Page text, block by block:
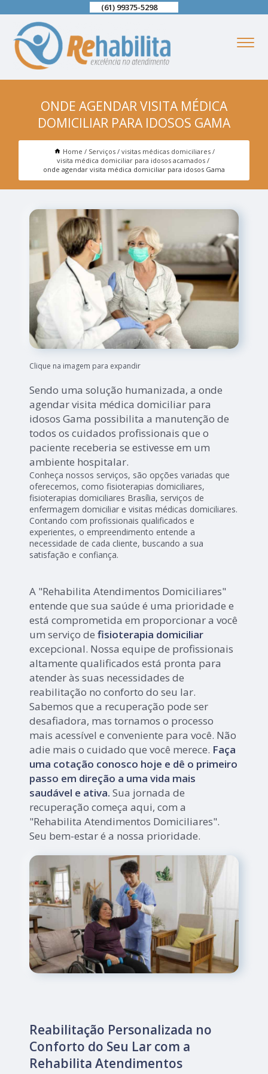
(61) 99375-5298
ONDE AGENDAR VISITA MÉDICA
DOMICILIAR PARA IDOSOS GAMA
Home Serviços
visitas médicas domiciliares
visita médica domiciliar para idosos acamados
onde agendar visita médica domiciliar para idosos Gama
Clique na imagem para expandir
Sendo uma solução humanizada, a onde
agendar visita médica domiciliar para
idosos Gama possibilita a manutenção de
todos os cuidados profissionais que o
paciente receberia se estivesse em um
ambiente hospitalar.
Conheça nossos serviços, são opções variadas que
oferecemos, como fisioterapias domiciliares,
fisioterapias domiciliares Brasília, serviços de
enfermagem domiciliar e visitas médicas domiciliares.
Contando com profissionais qualificados e
experientes, o empreendimento entende a
necessidade de cada cliente, buscando a sua
satisfação e confiança.
A "Rehabilita Atendimentos Domiciliares"
entende que sua saúde é uma prioridade e
está comprometida em proporcionar a você
um serviço defisioterapia domiciliar
excepcional. Nossa equipe de profissionais
altamente qualificados está pronta para
atender às suas necessidades de
reabilitação no conforto do seu lar.
Sabemos que a recuperação pode ser
desafiadora, mas tornamos o processo
mais acessível e conveniente para você. Não
adie mais o cuidado que você merece. Faça
uma cotação conosco hoje e dê o primeiro
passo em direção a uma vida mais
saudável e ativa. Sua jornada de
recuperação começa aqui, com a
"Rehabilita Atendimentos Domiciliares".
Seu bem-estar é a nossa prioridade.
Reabilitação Personalizada no
Conforto do Seu Lar com a
Rehabilita Atendimentos